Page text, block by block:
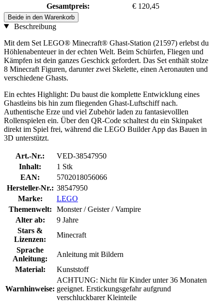
Gesamtpreis:
€ 120,45
Beide in den Warenkorb
Beschreibung
Mit dem Set LEGO® Minecraft® Ghast-Station (21597) erlebst du
Höhlenabenteuer in der echten Welt. Beim Schürfen, Fliegen und
Kämpfen ist dein ganzes Geschick gefordert. Das Set enthält stolze
8 Minecraft Figuren, darunter zwei Skelette, einen Aeronauten und
verschiedene Ghasts.
Ein echtes Highlight: Du baust die komplette Entwicklung eines
Ghastleins bis hin zum fliegenden Ghast-Luftschiff nach.
Authentische Erze und viel Zubehör laden zu fantasievolllen
Rollenspielen ein. Über den QR-Code schaltest du ein Skinpaket
direkt im Spiel frei, während die LEGO Builder App das Bauen in
3D unterstützt.
Art.-Nr.:
VED-38547950
Inhalt:
1 Stk
EAN:
5702018056066
Hersteller-Nr.: 38547950
Marke:
LEGO
Themenwelt:
Monster / Geister / Vampire
Alter ab:
9 Jahre
Stars &
Lizenzen:
Minecraft
Sprache
Anleitung:
Anleitung mit Bildern
Material:
Kunststoff
Warnhinweise:
ACHTUNG: Nicht für Kinder unter 36 Monaten
geeignet. Erstickungsgefahr aufgrund
verschluckbarer Kleinteile